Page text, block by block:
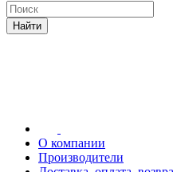
О компании
Производители